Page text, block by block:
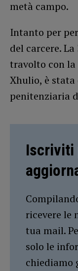
metà campo.
Intanto per
del carcere.
travolto con la
Xhulio, è
penitenziaria
Iscriviti
ricevere le
tua mail.
solo le
chiediamo